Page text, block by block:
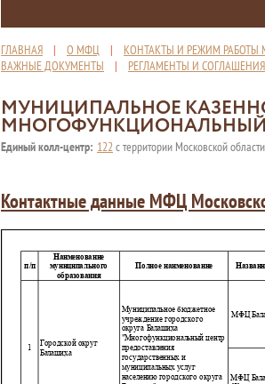
ГЛАВНАЯ | О МФЦ | КОНТАКТЫ И РЕЖИМ
ВАЖНЫЕ ДОКУМЕНТЫ | РЕГЛАМЕНТЫ И СОГЛАШЕНИЯ
МУНИЦИПАЛЬНОЕ
МНОГОФУНКЦИОНАЛЬНЫЙ
Единый колл-центр: 122с территории Московской
Контактные данные МФЦ